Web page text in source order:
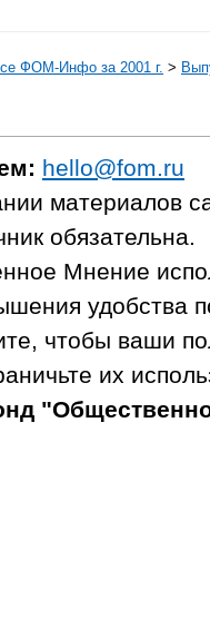
ФОМ-Инфо за 2001 г. >
hello@fom.ru
материалов
обязательна.
Мнение
удобства
чтобы ваши
их